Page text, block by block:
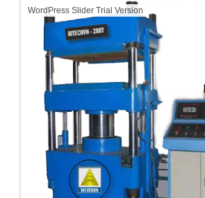
WordPress Slider Trial Version